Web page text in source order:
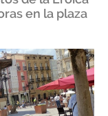
en la plaza